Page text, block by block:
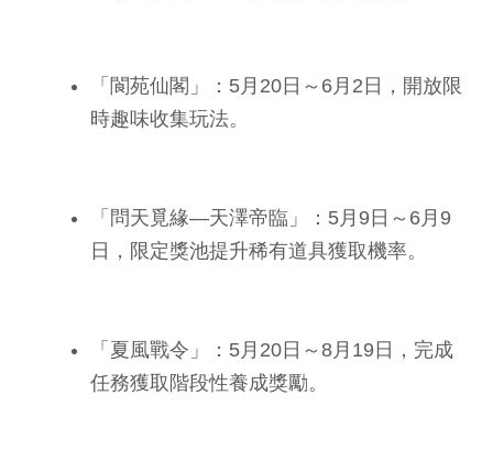
「閬苑仙閣」：5月20日～6月2日，開放限
時趣味收集玩法。
「問天覓緣—天澤帝臨」：5月9日～6月9
日，限定獎池提升稀有道具獲取機率。
「夏風戰令」：5月20日～8月19日，完成
任務獲取階段性養成獎勵。